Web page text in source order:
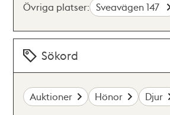
Övriga platser: Sveavägen 147
Sökord
Auktioner Hönor Djur